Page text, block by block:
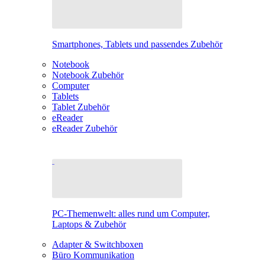
Smartphones, Tablets und passendes Zubehör
Notebook
Notebook Zubehör
Computer
Tablets
Tablet Zubehör
eReader
eReader Zubehör
PC-Themenwelt: alles rund um Computer,
Laptops & Zubehör
Adapter & Switchboxen
Büro Kommunikation